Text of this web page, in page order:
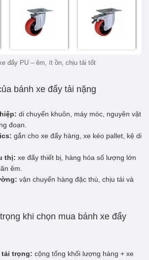
đẩy PU – êm, ít ồn, chịu tải tốt
bánh xe đẩy tải nặng
di chuyển khuôn, máy móc, nguyên vật
đoạn.
gắn cho xe đẩy hàng, xe kéo pallet, kệ di
thị: xe đẩy thiết bị, hàng hóa số lượng lớn
êm.
vận chuyển hàng đặc thù, chịu tải và
khi chọn mua bánh xe đẩy
tải trọng: cộng tổng khối lượng hàng + xe